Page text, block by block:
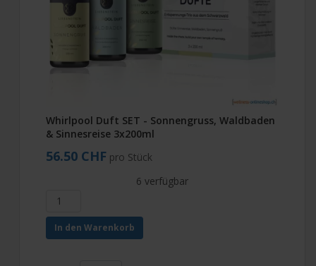
Whirlpool Duft SET - Sonnengruss, Waldbaden
& Sinnesreise 3x200ml
56.50 CHF pro Stück
6 verfügbar
In den Warenkorb